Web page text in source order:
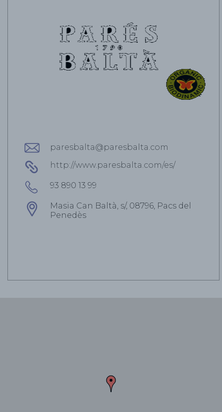
paresbalta@paresbalta.com
http://www.paresbalta.com/es/
93 890 13 99
Masia Can Baltà, s/, 08796, Pacs del
Penedès